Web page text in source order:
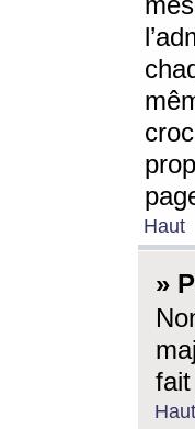
Haut
»
Haut